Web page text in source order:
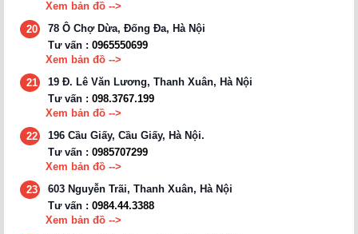
Xem bản đồ -->
20
78 Ô Chợ Dừa, Đống Đa, Hà Nội
Tư vấn : 0965550699
Xem bản đồ -->
21
19 Đ. Lê Văn Lương, Thanh Xuân, Hà Nội
Tư vấn : 098.3767.199
Xem bản đồ -->
22
196 Cầu Giấy, Cầu Giấy, Hà Nội.
Tư vấn : 0985707299
Xem bản đồ -->
23
603 Nguyễn Trãi, Thanh Xuân, Hà Nội
Tư vấn : 0984.44.3388
Xem bản đồ -->